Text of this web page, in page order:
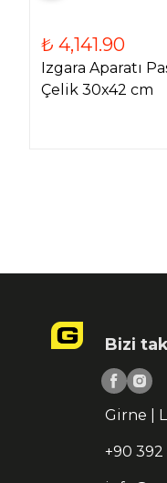
₺ 4,141.90
Izgara Aparatı
Çelik 30x42 cm
Bizi
Girne |
+90 392